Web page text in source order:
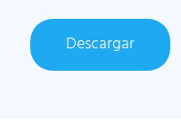
Descargar